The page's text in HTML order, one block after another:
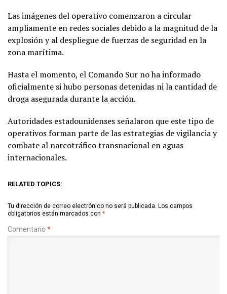
Las imágenes del operativo comenzaron a circular
ampliamente en redes sociales debido a la magnitud de la
explosión y al despliegue de fuerzas de seguridad en la
zona marítima.
Hasta el momento, el Comando Sur no ha informado
oficialmente si hubo personas detenidas ni la cantidad de
droga asegurada durante la acción.
Autoridades estadounidenses señalaron que este tipo de
operativos forman parte de las estrategias de vigilancia y
combate al narcotráfico transnacional en aguas
internacionales.
RELATED TOPICS:
Tu dirección de correo electrónico no será publicada. Los campos
obligatorios están marcados con *
Comentario *